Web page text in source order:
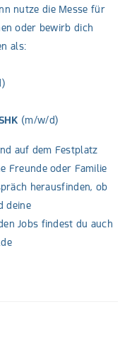
nutze die Messe für
oder bewirb dich
als:
(m/w/d)
auf dem Festplatz
Freunde oder Familie
herausfinden, ob
deine
Jobs findest du auch